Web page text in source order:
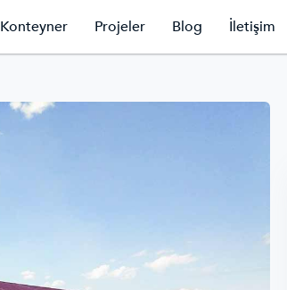
Konteyner Projeler Blog İletişim